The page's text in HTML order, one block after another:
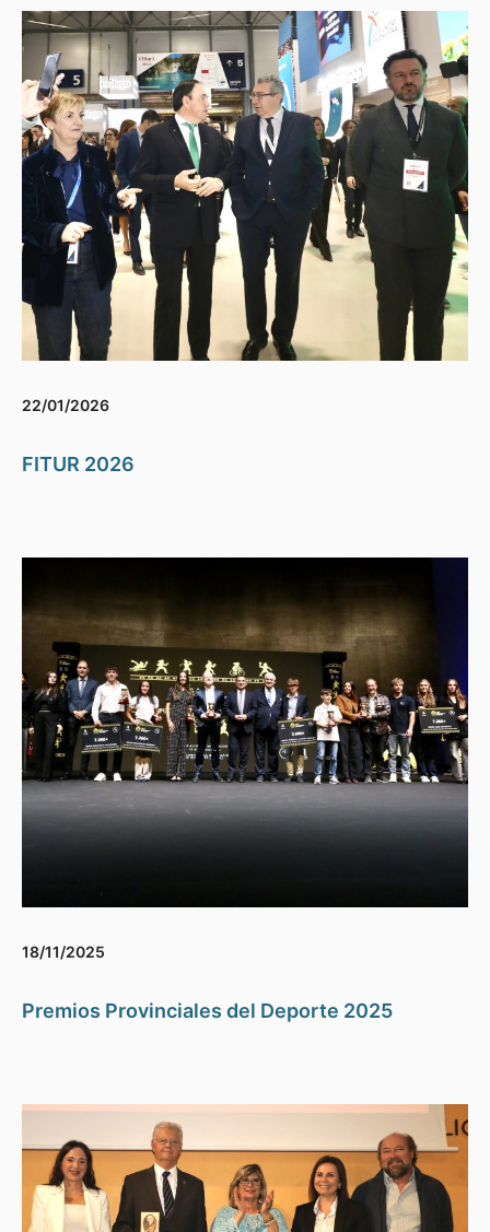
22/01/2026
FITUR 2026
18/11/2025
Premios Provinciales del Deporte 2025